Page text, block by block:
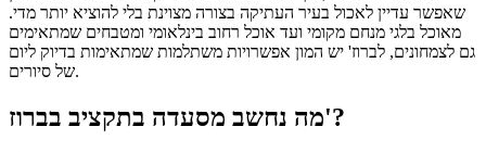
שאפשר עדיין לאכול בעיר העתיקה בצורה מצוינת בלי להוציא יותר מדי.
מאוכל בלגי מנחם מקומי ועד אוכל רחוב בינלאומי ומטבחים שמתאימים
גם לצמחונים, לברוז' יש המון אפשרויות משתלמות שמתאימות בדיוק ליום
של סיורים.
מה נחשב מסעדה בתקציב בברוז'?